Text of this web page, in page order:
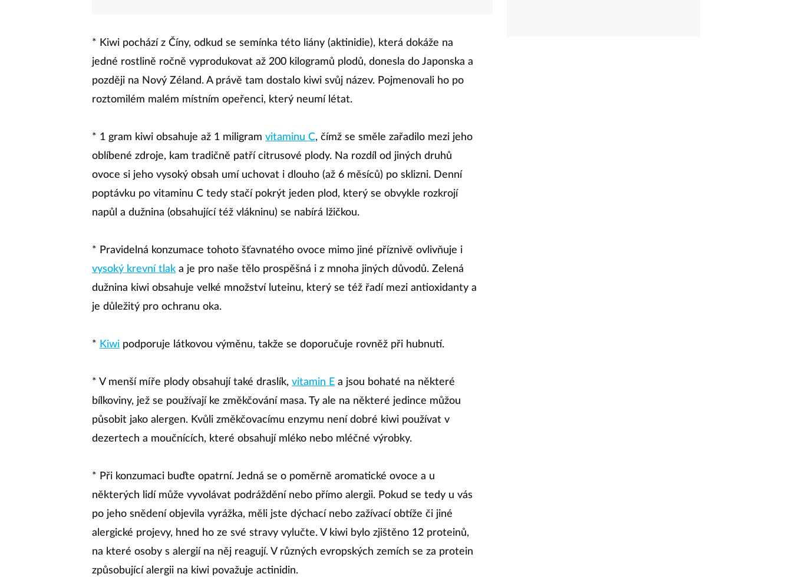
* Kiwi pochází z Číny, odkud se semínka této liány (aktinidie), která dokáže na
jedné rostlině ročně vyprodukovat až 200 kilogramů plodů, donesla do Japonska a
později na Nový Zéland. A právě tam dostalo kiwi svůj název. Pojmenovali ho po
roztomilém malém místním opeřenci, který neumí létat.
* 1 gram kiwi obsahuje až 1 miligram vitaminu C, čímž se směle zařadilo mezi jeho
oblíbené zdroje, kam tradičně patří citrusové plody. Na rozdíl od jiných druhů
ovoce si jeho vysoký obsah umí uchovat i dlouho (až 6 měsíců) po sklizni. Denní
poptávku po vitaminu C tedy stačí pokrýt jeden plod, který se obvykle rozkrojí
napůl a dužnina (obsahující též vlákninu) se nabírá lžičkou.
* Pravidelná konzumace tohoto šťavnatého ovoce mimo jiné příznivě ovlivňuje i
vysoký krevní tlak a je pro naše tělo prospěšná i z mnoha jiných důvodů. Zelená
dužnina kiwi obsahuje velké množství luteinu, který se též řadí mezi antioxidanty a
je důležitý pro ochranu oka.
* Kiwi podporuje látkovou výměnu, takže se doporučuje rovněž při hubnutí.
* V menší míře plody obsahují také draslík, vitamin E a jsou bohaté na některé
bílkoviny, jež se používají ke změkčování masa. Ty ale na některé jedince můžou
působit jako alergen. Kvůli změkčovacímu enzymu není dobré kiwi používat v
dezertech a moučnících, které obsahují mléko nebo mléčné výrobky.
* Při konzumaci buďte opatrní. Jedná se o poměrně aromatické ovoce a u
některých lidí může vyvolávat podráždění nebo přímo alergii. Pokud se tedy u vás
po jeho snědení objevila vyrážka, měli jste dýchací nebo zažívací obtíže či jiné
alergické projevy, hned ho ze své stravy vylučte. V kiwi bylo zjištěno 12 proteinů,
na které osoby s alergií na něj reagují. V různých evropských zemích se za protein
způsobující alergii na kiwi považuje actinidin.